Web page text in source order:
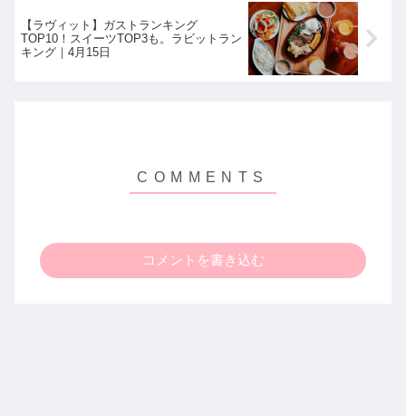
【ラヴィット】ガストランキング
TOP10！スイーツTOP3も。ラビットラン
キング｜4月15日
コメントを書き込む